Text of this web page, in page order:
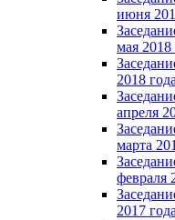
июня
мая 2018
2018 года
апреля
марта
февраля
2017 года